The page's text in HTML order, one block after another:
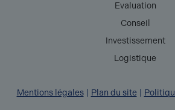
Evaluation
Conseil
Investissement
Logistique
Mentions légales Plan du site